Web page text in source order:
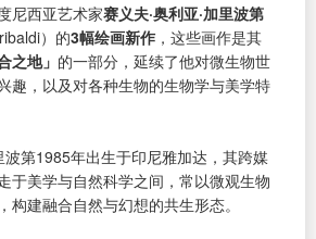
尼西亚艺术家赛义夫·奥利亚·加里波第
）的3幅绘画新作 ，这些画作是其
之地」 的一部分，延续了他对微生物世
趣，以及对各种生物的生物学与美学特
波第1985年出生于印尼雅加达，其跨媒
于美学与自然科学之间，常以微观生物
构建融合自然与幻想的共生形态。